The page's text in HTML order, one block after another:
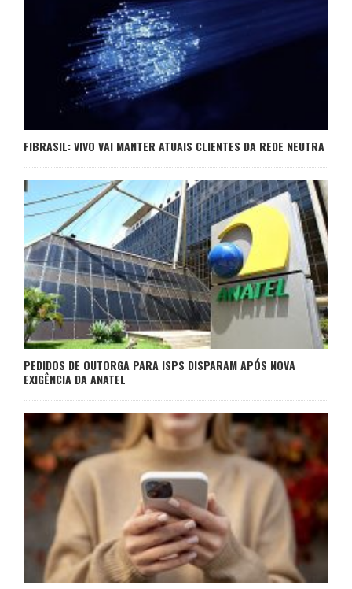
FIBRASIL: VIVO VAI MANTER ATUAIS CLIENTES DA REDE NEUTRA
PEDIDOS DE OUTORGA PARA ISPS DISPARAM APÓS NOVA
EXIGÊNCIA DA ANATEL